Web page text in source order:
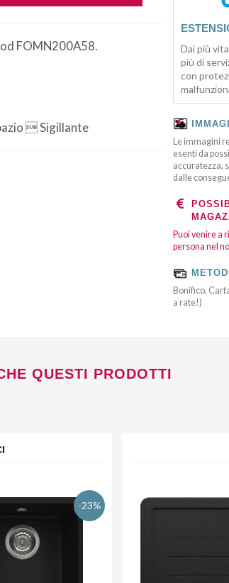
FOMN200A58.
 Sigillante
Dai più
più di
con
Le immagini
esenti da
accuratezza,
dalle
Puoi venire a
persona nel
Bonifico,
a rate!)
QUESTI PRODOTTI
-23%